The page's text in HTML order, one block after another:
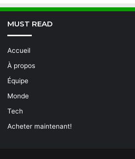
MUST READ
Accueil
À propos
Équipe
Monde
Tech
Acheter maintenant!